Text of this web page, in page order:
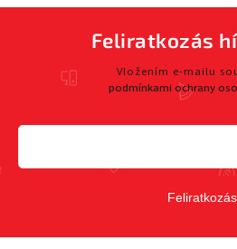
Feliratkozás
Vložením e-mailu
podmínkami ochrany
Feliratkozás